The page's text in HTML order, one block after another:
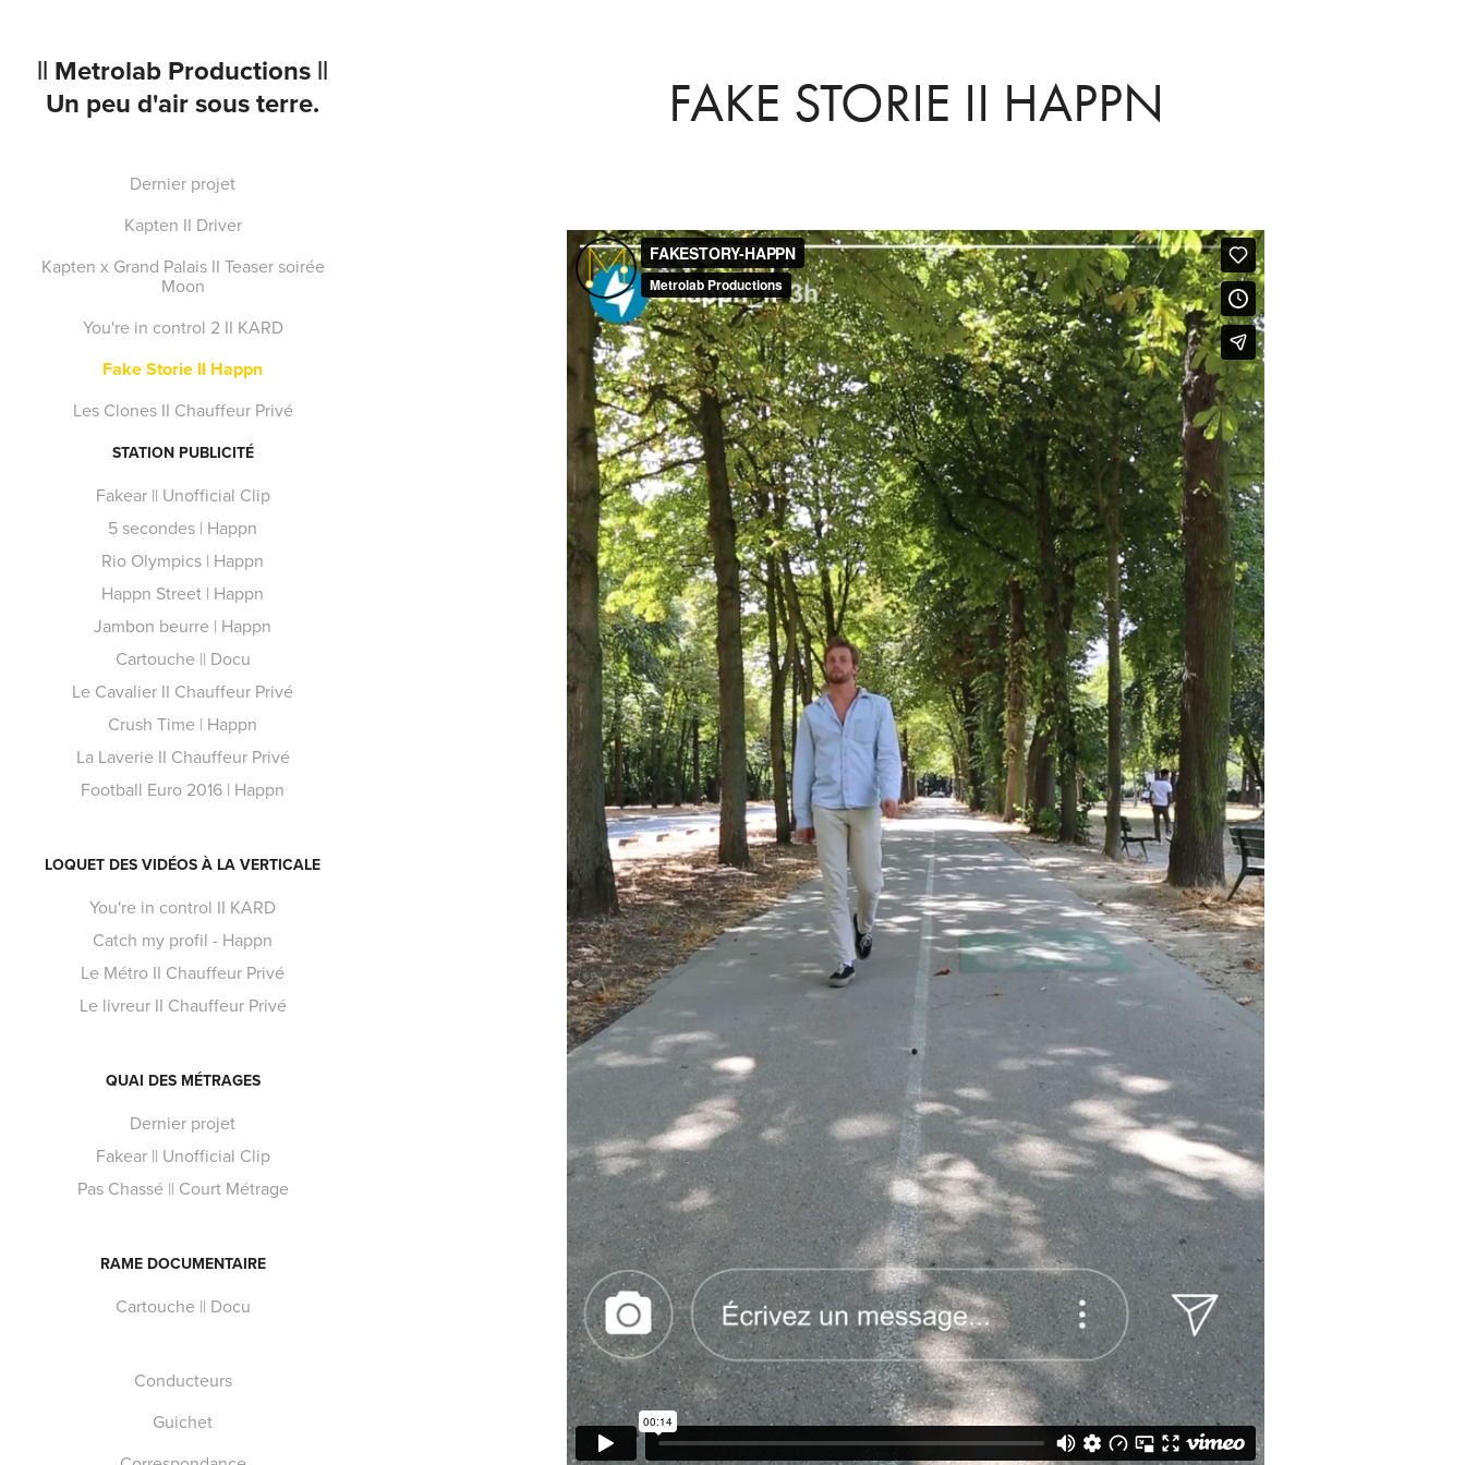
|| Metrolab Productions ||
Un peu d'air sous terre.
Dernier projet
Kapten II Driver
Kapten x Grand Palais II Teaser soirée
Moon
You're in control 2 II KARD
Fake Storie II Happn
Les Clones II Chauffeur Privé
STATION PUBLICITÉ
Fakear || Unofficial Clip
5 secondes | Happn
Rio Olympics | Happn
Happn Street | Happn
Jambon beurre | Happn
Cartouche || Docu
Le Cavalier II Chauffeur Privé
Crush Time | Happn
La Laverie II Chauffeur Privé
Football Euro 2016 | Happn
LOQUET DES VIDÉOS À LA VERTICALE
You're in control II KARD
Catch my profil - Happn
Le Métro II Chauffeur Privé
Le livreur II Chauffeur Privé
QUAI DES MÉTRAGES
Dernier projet
Fakear || Unofficial Clip
Pas Chassé || Court Métrage
RAME DOCUMENTAIRE
Cartouche || Docu
Conducteurs
Guichet
FAKE STORIE II HAPPN